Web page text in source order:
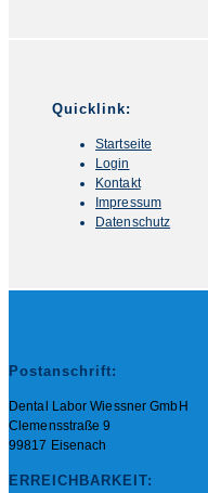
Quicklink:
Startseite
Login
Kontakt
Impressum
Datenschutz
Postanschrift:
Dental Labor Wiessner GmbH
Clemensstraße 9
99817 Eisenach
ERREICHBARKEIT: